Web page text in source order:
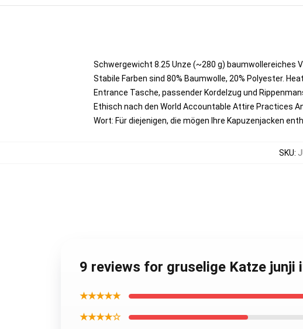
Schwergewicht 8.25 Unze (~280 g) baumwollereiches
Stabile Farben sind 80% Baumwolle, 20% Polyester.
Entrance Tasche, passender Kordelzug und
Ethisch nach den World Accountable Attire Practices
Wort: Für diejenigen, die mögen Ihre Kapuzenjacken
SKU:
9 reviews for gruselige Katze junji
★★★★★
★★★★☆